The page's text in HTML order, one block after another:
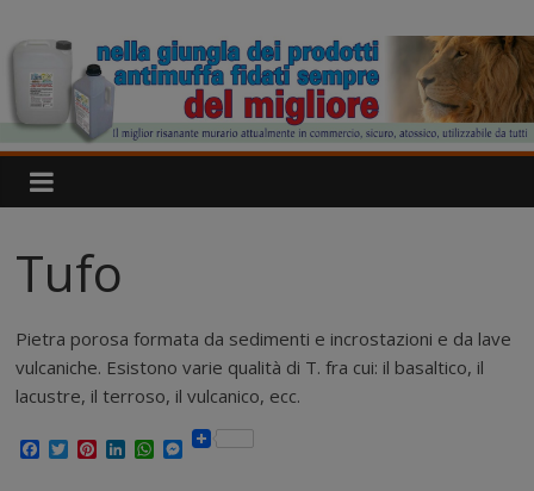
al
contenuto
IgroDry
miglior
risanante
per
muri
attualmente
in
Tufo
Pietra porosa formata da sedimenti e incrostazioni e da lave
vulcaniche. Esistono varie qualità di T. fra cui: il basaltico, il
lacustre, il terroso, il vulcanico, ecc.
F
a
T
w
P L W
h
M